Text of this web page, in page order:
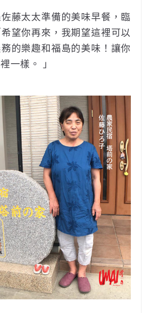
藤太太準備的美味早餐，臨
望你再來，我期望這裡可以
的樂趣和福島的美味！讓你
一樣。 」